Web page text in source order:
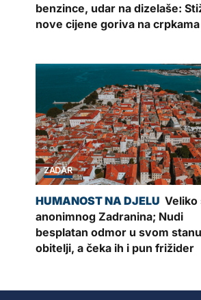
benzince, udar na dizelaše:
nove cijene goriva na crpkama
ZADAR
Veliko
anonimnog Zadranina; Nudi
besplatan odmor u svom
obitelji, a čeka ih i pun frižider